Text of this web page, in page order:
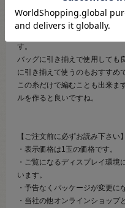
韓国からやってきた、引き揃え
す。
ポリエステル100％なので、季
す。
バッグに引き揃えで使用しても
に引き揃えて使うのもおすすめ
この糸だけで編むことも出来ま
ルを作ると良いですね。
【ご注文前に必ずお読み下さい】
・表示価格は1玉の価格です。
・ご覧になるディスプレイ環
います。
・予告なくパッケージが変更に
・当社の他オンラインショッ